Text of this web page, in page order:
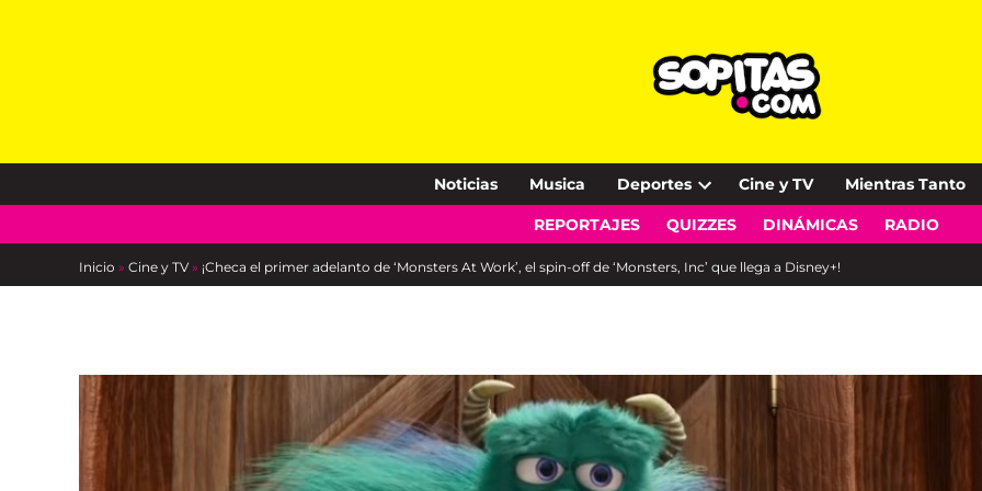
Noticias Musica Deportes
Open
dropdown
Cine y TV Mientras Tanto
REPORTAJES QUIZZES DINÁMICAS RADIO
Inicio » Cine y TV » ¡Checa el primer adelanto de ‘Monsters At Work’, el spin-off de ‘Monsters, Inc’ que llega a Disney+!